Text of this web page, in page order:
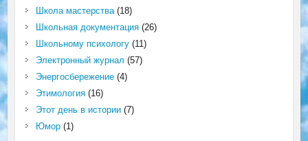
Школа мастерства(18)
Школьная документация(26)
Школьному психологу(11)
Электронный журнал (57)
Энергосбережение(4)
Этимология(16)
Этот день в истории(7)
Юмор(1)